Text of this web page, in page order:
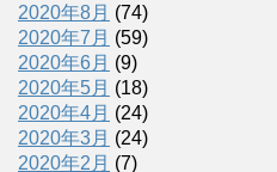
2020年8月 (74)
2020年7月 (59)
2020年6月 (9)
2020年5月 (18)
2020年4月 (24)
2020年3月 (24)
2020年2月 (7)